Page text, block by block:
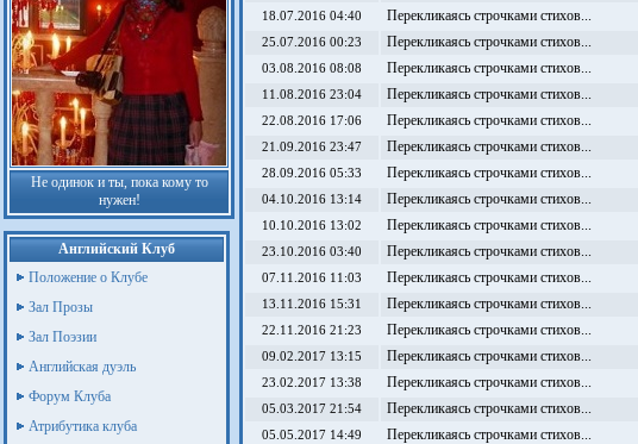
Не одинок и ты, пока кому то
нужен!
Английский Клуб
Положение о Клубе
Зал Прозы
Зал Поэзии
Английская дуэль
Форум Клуба
Атрибутика клуба
18.07.2016 04:40 Перекликаясь строчками стихов...
25.07.2016 00:23 Перекликаясь строчками стихов...
03.08.2016 08:08 Перекликаясь строчками стихов...
11.08.2016 23:04 Перекликаясь строчками стихов...
22.08.2016 17:06 Перекликаясь строчками стихов...
21.09.2016 23:47 Перекликаясь строчками стихов...
28.09.2016 05:33 Перекликаясь строчками стихов...
04.10.2016 13:14 Перекликаясь строчками стихов...
10.10.2016 13:02 Перекликаясь строчками стихов...
23.10.2016 03:40 Перекликаясь строчками стихов...
07.11.2016 11:03 Перекликаясь строчками стихов...
13.11.2016 15:31 Перекликаясь строчками стихов...
22.11.2016 21:23 Перекликаясь строчками стихов...
09.02.2017 13:15 Перекликаясь строчками стихов...
23.02.2017 13:38 Перекликаясь строчками стихов...
05.03.2017 21:54 Перекликаясь строчками стихов...
05.05.2017 14:49 Перекликаясь строчками стихов...